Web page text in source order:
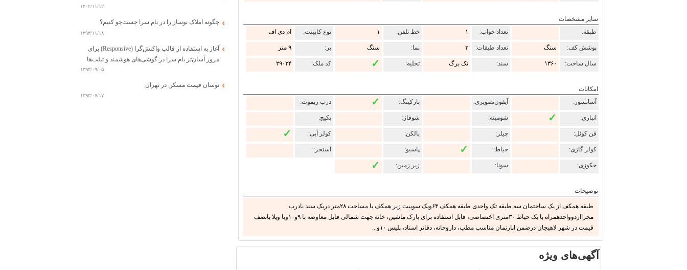
۱۴۰۲/۱۱/۱۲
چگونه املاک نوساز را در بام سرا جست‌جو کنیم؟
۱۳۹۳/۱۱/۱۸
آغاز به استفاده از قالب واکنش‌گرا (Responsive) برای
مرور آسان‌تر بام سرا در گوشی‌های هوشمند و تبلت‌ها
۱۳۹۳/۰۹/۰۵
نوسان قیمت مسکن در تهران
۱۳۹۳/۰۷/۱۷
سایر مشخصات
طبقه:
تعداد خواب: ۱ خط تلفن: ۱ نوع کابینت: ام دی اف
پوشش کف: سنگ تعداد طبقات: ۳ نما: سنگ بر: ۹ متر
سال ساخت: ۱۳۶۰ سند: تک برگ تخلیه: ✓ کد ملک: ۲۹۰۳۴
امکانات
آسانسور:
آیفون‌تصویری: پارکینگ: ✓ درب ریموت:
انباری: ✓ شومینه: شوفاژ: پکیج:
فن کوئل: چیلر: بالکن: کولر آبی: ✓
کولر گازی: حیاط: ✓ پاسیو: استخر:
جکوزی: سونا: زیر زمین: ✓
توضیحات
طبقه همکف از یک ساختمان سه طبقه تک واحدی طبقه همکف ۶۴ویک سوییت زیر همکف با مساحت ۲۸متر دریک سند بادرب
مجزاازدوواحدهمراه با یک حیاط ۳۰متری اختصاصی، قابل استفاده برای پارک ماشین، خانه جهت شمالی قابل معاوضه با ۹و۱۰ویا ویلا بانصف
قیمت در شهر لاهیجان درضمن اپارتمان مناسب مطب، داروخانه، دفاتر اسناد، پلیس ۱٠و...
آگهی‌های ویژه